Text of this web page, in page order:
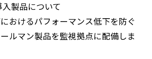
製品について
おけるパフォーマンス低下を防ぐ
ルマン製品を監視拠点に配備しま